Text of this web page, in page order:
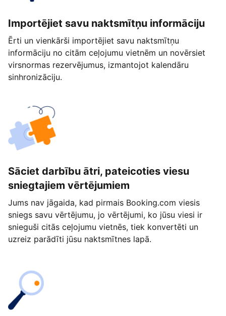
Importējiet savu naktsmītņu informāciju
Ērti un vienkārši importējiet savu naktsmītņu
informāciju no citām ceļojumu vietnēm un novērsiet
virsnormas rezervējumus, izmantojot kalendāru
sinhronizāciju.
Sāciet darbību ātri, pateicoties viesu
sniegtajiem vērtējumiem
Jums nav jāgaida, kad pirmais Booking.com viesis
sniegs savu vērtējumu, jo vērtējumi, ko jūsu viesi ir
snieguši citās ceļojumu vietnēs, tiek konvertēti un
uzreiz parādīti jūsu naktsmītnes lapā.